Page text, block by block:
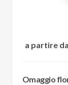
a partire
Omaggio